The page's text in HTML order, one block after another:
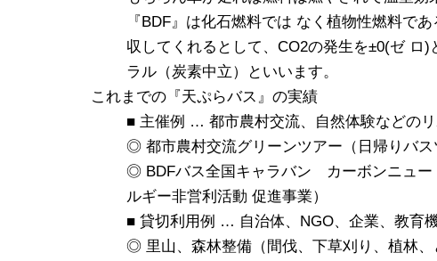
『BDF』は化石燃料では なく植物性燃料で
収してくれるとして、CO2の発生を±0(ゼ ロ
ラル（炭素中立）といいます。
これまでの『天ぷらバス』の実績
■ 主催例 … 都市農村交流、自然体験などの
◎ 都市農村交流グリーンツアー（日帰りバス
◎ BDFバス全国キャラバン カーボンニュー
ルギー非営利活動 促進事業）
■ 貸切利用例 … 自治体、NGO、企業、教育
◎ 里山、森林整備（間伐、下草刈り、植林、